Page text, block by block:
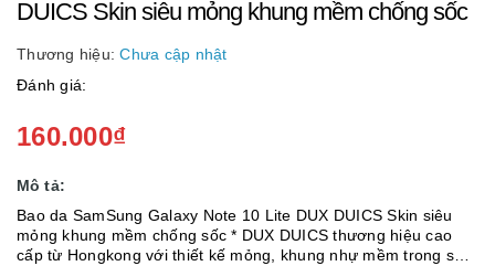
DUICS Skin siêu mỏng khung mềm chống sốc
Thương hiệu: Chưa cập nhật
Đánh giá:
160.000₫
Mô tả:
Bao da SamSung Galaxy Note 10 Lite DUX DUICS Skin siêu
mỏng khung mềm chống sốc * DUX DUICS thương hiệu cao
cấp từ Hongkong với thiết kế mỏng, khung nhự mềm trong suốt